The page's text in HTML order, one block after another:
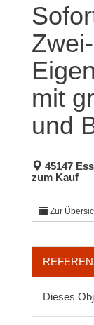
mit
und
45147
zum Kauf
Zur
Dieses